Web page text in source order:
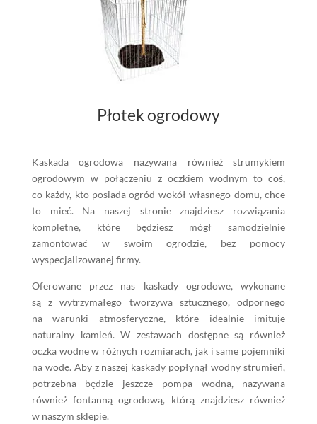
Płotek ogrodowy
Kaskada ogrodowa nazywana również strumykiem
ogrodowym w połączeniu z oczkiem wodnym to coś,
co każdy, kto posiada ogród wokół własnego domu, chce
to mieć. Na naszej stronie znajdziesz rozwiązania
kompletne, które będziesz mógł samodzielnie
zamontować w swoim ogrodzie, bez pomocy
wyspecjalizowanej firmy.
Oferowane przez nas kaskady ogrodowe, wykonane
są z wytrzymałego tworzywa sztucznego, odpornego
na warunki atmosferyczne, które idealnie imituje
naturalny kamień. W zestawach dostępne są również
oczka wodne w różnych rozmiarach, jak i same pojemniki
na wodę. Aby z naszej kaskady popłynął wodny strumień,
potrzebna będzie jeszcze pompa wodna, nazywana
również fontanną ogrodową, którą znajdziesz również
w naszym sklepie.